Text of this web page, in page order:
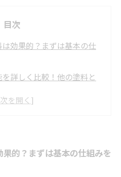
目次
効果的？まずは基本の仕
詳しく比較！他の塗料と
料がもたらす住宅内部の
に向けて！遮熱塗料の選
的？まずは基本の仕組みを